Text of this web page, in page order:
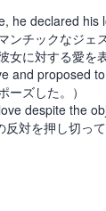
he declared his
ンチックなジェ
女に対する愛を
and proposed
ーズした。）
despite the
対を押し切っ